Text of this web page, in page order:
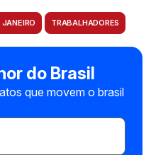
JANEIRO TRABALHADORES
do Brasil
que movem o brasil